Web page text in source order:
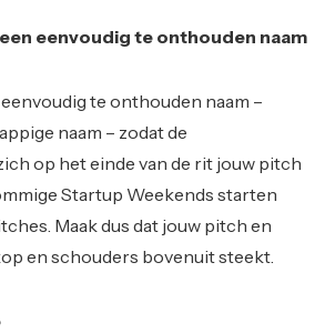
eenvoudig te onthouden naam
te onthouden naam –
naam – zodat de
op het einde van de rit jouw pitch
Startup Weekends starten
Maak dus dat jouw pitch en
en schouders bovenuit steekt.